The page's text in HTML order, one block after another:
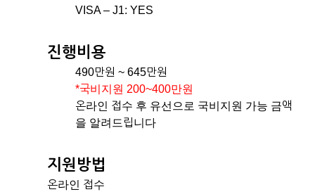
VISA – J1: YES
진행비용
490만원 ~ 645만원
*국비지원 200~400만원
온라인 접수 후 유선으로 국비지원 가능 금액
을 알려드립니다
지원방법
온라인 접수